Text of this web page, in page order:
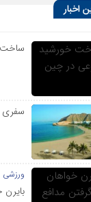
اخبار
سفری
ورزشی